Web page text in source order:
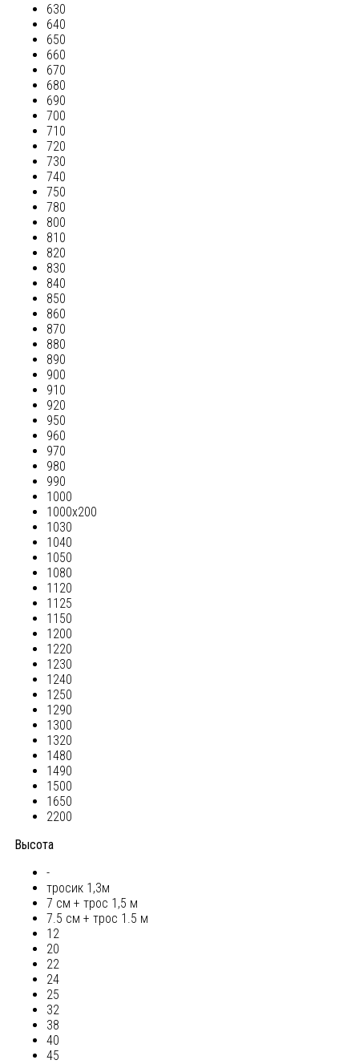
630
640
650
660
670
680
690
700
710
720
730
740
750
780
800
810
820
830
840
850
860
870
880
890
900
910
920
950
960
970
980
990
1000
1000х200
1030
1040
1050
1080
1120
1125
1150
1200
1220
1230
1240
1250
1290
1300
1320
1480
1490
1500
1650
2200
Высота
-
тросик 1,3м
7 см + трос 1,5 м
7.5 см + трос 1.5 м
12
20
22
24
25
32
38
40
45